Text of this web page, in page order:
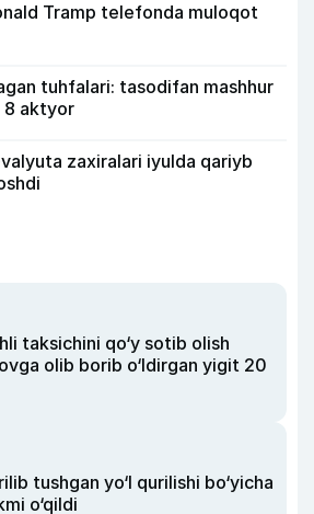
Tramp telefonda muloqot
tuhfalari: tasodifan mashhur
8 aktyor
zaxiralari iyulda qariyb
taksichini qo‘y sotib olish
olib borib o‘ldirgan yigit 20
tushgan yo‘l qurilishi bo‘yicha
o‘qildi